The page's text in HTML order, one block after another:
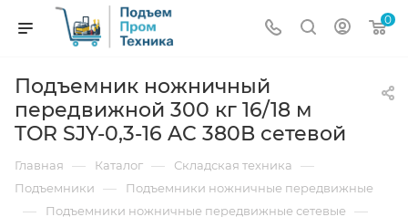
0
Подъемник ножничный
передвижной 300 кг 16/18 м
TOR SJY-0,3-16 AC 380В сетевой
Главная — Каталог — Складская техника —
Подъемники — Подъемники ножничные передвижные
— Подъемники ножничные передвижные сетевые —